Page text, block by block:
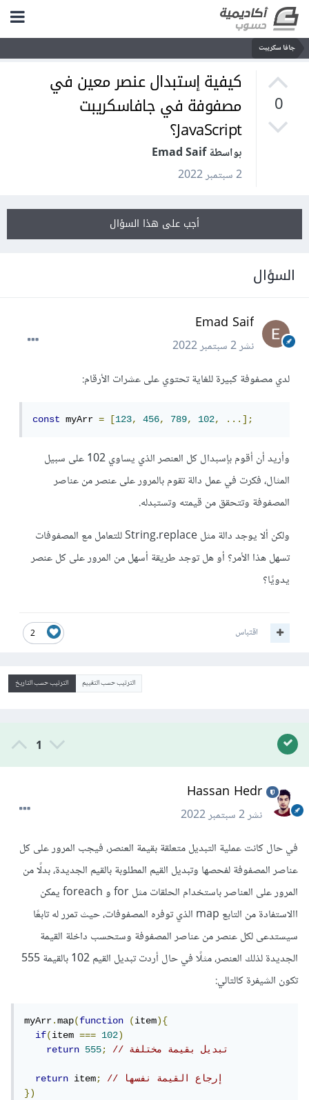
جافا سكريبت
0
كيفية إستبدال عنصر معين في
مصفوفة في جافاسكريبت
JavaScript؟
بواسطة Emad Saif
2 سبتمبر 2022
أجب على هذا السؤال
السؤال
Emad Saif
نشر2 سبتمبر 2022
لدي مصفوفة كبيرة للغاية تحتوي على عشرات الأرقام:
const myArr = [123, 456, 789, 102, ...];
وأريد أن أقوم بإسبدال كل العنصر الذي يساوي 102 على سبيل
المثال، فكرت في عمل دالة تقوم بالمرور على عنصر من عناصر
المصفوفة وتتحقق من قيمته وتستبدله.
ولكن ألا يوجد دالة مثل String.replace للتعامل مع المصفوفات
تسهل هذا الأمر؟ أو هل توجد طريقة أسهل من المرور على كل عنصر
يدويًا؟
2 اقتباس
الترتيب حسب التقييم الترتيب حسب التاريخ
1
Hassan Hedr
نشر2 سبتمبر 2022
في حال كانت عملية التبديل متعلقة بقيمة العنصر، فيجب المرور على كل
عناصر المصفوفة لفحصها وتبديل القيم المطلوبة بالقيم الجديدة، بدلًا من
المرور على العناصر باستخدام الحلقات مثل for و foreach يمكن
االاستفادة من التابع map الذي توفره المصفوفات، حيث تمرر له تابعًا
سيستدعى لكل عنصر من عناصر المصفوفة وستحسب داخلة القيمة
الجديدة لذلك العنصر، مثلًا في حال أردت تبديل القيم 102 بالقيمة 555
تكون الشيفرة كالتالي:
myArr.map(function (item){
if(item === 102)
return
555; // تبديل بقيمة مختلفة
return item;
// إرجاع القيمة نفسها
})